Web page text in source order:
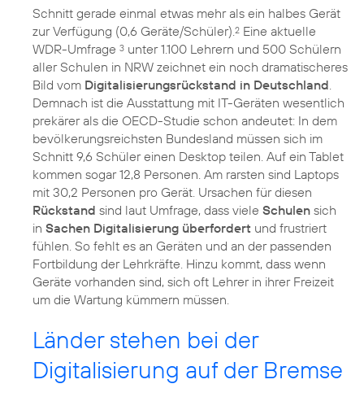
Schnitt gerade einmal etwas mehr als ein halbes Gerät
zur Verfügung (0,6 Geräte/Schüler).2 Eine aktuelle
WDR-Umfrage 3 unter 1.100 Lehrern und 500 Schülern
aller Schulen in NRW zeichnet ein noch dramatischeres
Bild vom Digitalisierungsrückstand in Deutschland.
Demnach ist die Ausstattung mit IT-Geräten wesentlich
prekärer als die OECD-Studie schon andeutet: In dem
bevölkerungsreichsten Bundesland müssen sich im
Schnitt 9,6 Schüler einen Desktop teilen. Auf ein Tablet
kommen sogar 12,8 Personen. Am rarsten sind Laptops
mit 30,2 Personen pro Gerät. Ursachen für diesen
Rückstand sind laut Umfrage, dass viele Schulen sich
in Sachen Digitalisierung überfordert und frustriert
fühlen. So fehlt es an Geräten und an der passenden
Fortbildung der Lehrkräfte. Hinzu kommt, dass wenn
Geräte vorhanden sind, sich oft Lehrer in ihrer Freizeit
um die Wartung kümmern müssen.
Länder stehen bei der
Digitalisierung auf der Bremse